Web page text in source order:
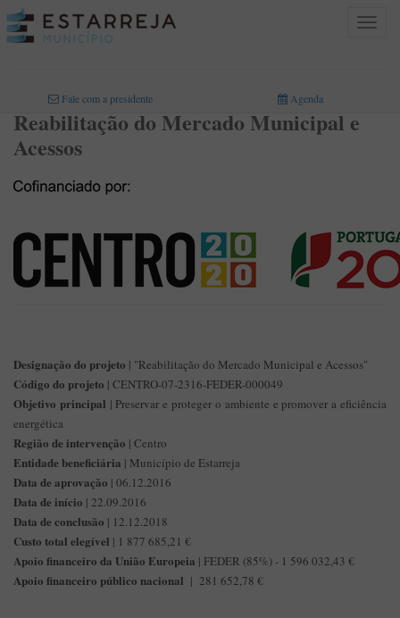
Toggle
Fale com a presidente Agenda
Reabilitação do Mercado Municipal e
Acessos
Designação do projeto | "Reabilitação do Mercado Municipal e Acessos"
Código do projeto | CENTRO-07-2316-FEDER-000049
Objetivo principal | Preservar e proteger o ambiente e promover a eficiência
energética
Região de intervenção | Centro
Entidade beneficiária | Município de Estarreja
Data de aprovação | 06.12.2016
Data de início | 22.09.2016
Data de conclusão | 12.12.2018
Custo total elegível | 1 877 685,21 €
Apoio financeiro da União Europeia | FEDER (85%) - 1 596 032,43 €
Apoio financeiro público nacional | 281 652,78 €